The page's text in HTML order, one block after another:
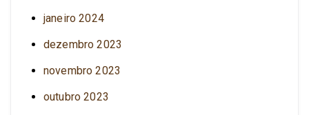
janeiro 2024
dezembro 2023
novembro 2023
outubro 2023